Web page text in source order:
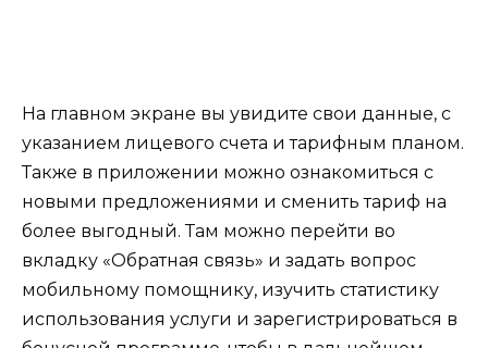
На главном экране вы увидите свои данные, с
указанием лицевого счета и тарифным планом.
Также в приложении можно ознакомиться с
новыми предложениями и сменить тариф на
более выгодный. Там можно перейти во
вкладку «Обратная связь» и задать вопрос
мобильному помощнику, изучить статистику
использования услуги и зарегистрироваться в